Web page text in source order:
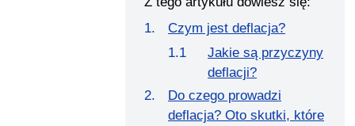
Czym jest deflacja?
Jakie są przyczyny
deflacji?
Do czego prowadzi
deflacja? Oto skutki, które